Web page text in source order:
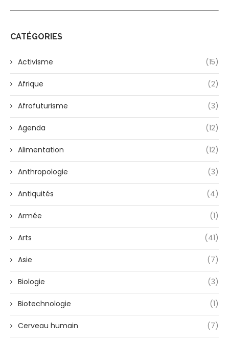
CATÉGORIES
Activisme (15)
Afrique (2)
Afrofuturisme (3)
Agenda (12)
Alimentation (12)
Anthropologie (3)
Antiquités (4)
Armée (1)
Arts (41)
Asie (7)
Biologie (3)
Biotechnologie (1)
Cerveau humain (7)